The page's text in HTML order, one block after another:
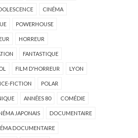
CINÉMA
POWERHOUSE
HORREUR
FANTASTIQUE
FILM D'HORREUR LYON
FICTION POLAR
ANNÉES 80 COMÉDIE
JAPONAIS DOCUMENTAIRE
DOCUMENTAIRE